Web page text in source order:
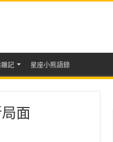
記 星座小熊語錄
面